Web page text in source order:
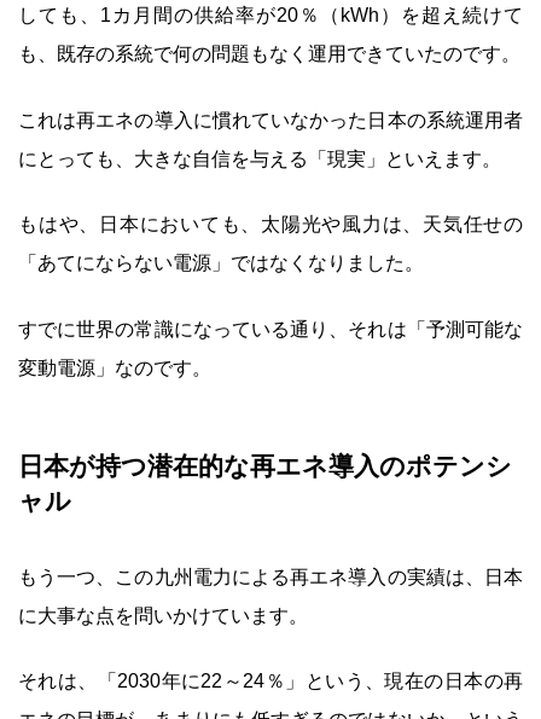
しても、1カ月間の供給率が20％（kWh）を超え続けて
も、既存の系統で何の問題もなく運用できていたのです。
これは再エネの導入に慣れていなかった日本の系統運用者
にとっても、大きな自信を与える「現実」といえます。
もはや、日本においても、太陽光や風力は、天気任せの
「あてにならない電源」ではなくなりました。
すでに世界の常識になっている通り、それは「予測可能な
変動電源」なのです。
日本が持つ潜在的な再エネ導入のポテンシ
ャル
もう一つ、この九州電力による再エネ導入の実績は、日本
に大事な点を問いかけています。
それは、「2030年に22～24％」という、現在の日本の再